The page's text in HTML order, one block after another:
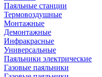
Паяльные станции
Термовоздушные
Монтажные
Демонтажные
Инфракрасные
Универсальные
Паяльники электрические
Газовые паяльники